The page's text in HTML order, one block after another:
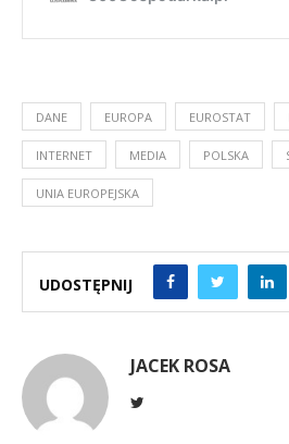
DANE EUROPA EUROSTAT
INTERNET MEDIA POLSKA
UNIA EUROPEJSKA
UDOSTĘPNIJ
JACEK ROSA